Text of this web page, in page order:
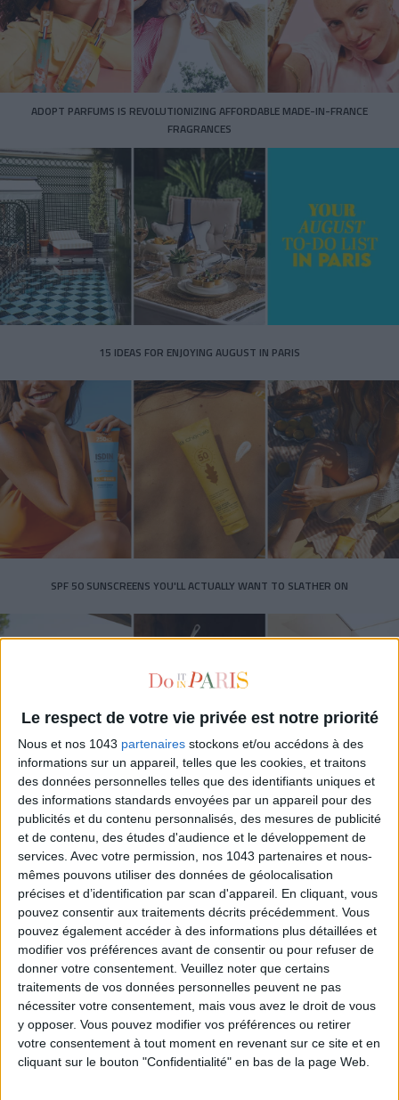
Le respect de votre vie privée est notre priorité
Nous et nos 1043 partenaires stockons et/ou accédons à des
informations sur un appareil, telles que les cookies, et traitons
des données personnelles telles que des identifiants uniques et
des informations standards envoyées par un appareil pour des
publicités et du contenu personnalisés, des mesures de publicité
et de contenu, des études d'audience et le développement de
services. Avec votre permission, nos 1043 partenaires et nous-
mêmes pouvons utiliser des données de géolocalisation
précises et d’identification par scan d'appareil. En cliquant, vous
pouvez consentir aux traitements décrits précédemment. Vous
pouvez également accéder à des informations plus détaillées et
modifier vos préférences avant de consentir ou pour refuser de
donner votre consentement. Veuillez noter que certains
traitements de vos données personnelles peuvent ne pas
nécessiter votre consentement, mais vous avez le droit de vous
y opposer. Vous pouvez modifier vos préférences ou retirer
votre consentement à tout moment en revenant sur ce site et en
cliquant sur le bouton "Confidentialité" en bas de la page Web.
ADOPT PARFUMS IS REVOLUTIONIZING AFFORDABLE MADE-IN-FRANCE
FRAGRANCES
15 IDEAS FOR ENJOYING AUGUST IN PARIS
SPF 50 SUNSCREENS YOU'LL ACTUALLY WANT TO SLATHER ON
THE BEST HOTELS FOR A SPA AND GASTRONOMY WEEKEND
THE MOST STYLISH LUGGAGE FOR TRAVELING IN STYLE